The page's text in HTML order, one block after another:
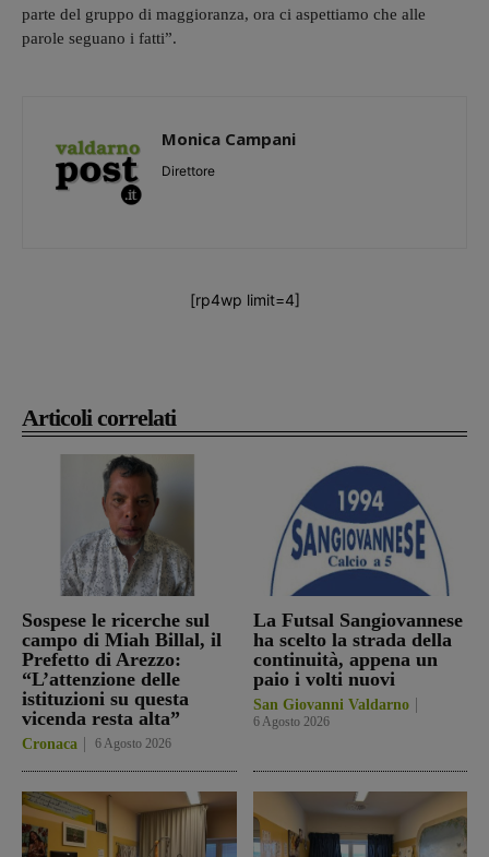
Articoli correlati
Sospese le ricerche sul
campo di Miah Billal, il
Prefetto di Arezzo:
“L’attenzione delle
istituzioni su questa
vicenda resta alta”
Cronaca 6 Agosto 2026
La Futsal Sangiovannese
ha scelto la strada della
continuità, appena un
paio i volti nuovi
San Giovanni Valdarno
6 Agosto 2026
parte del gruppo di maggioranza, ora ci aspettiamo che alle
parole seguano i fatti”.
Monica Campani
Direttore
[rp4wp limit=4]